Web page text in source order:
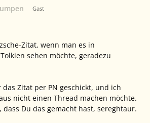
Gast
Zitat, wenn man es in
sehen möchte, geradezu
Zitat per PN geschickt, und ich
nicht einen Thread machen möchte.
dass Du das gemacht hast, sereghtaur.